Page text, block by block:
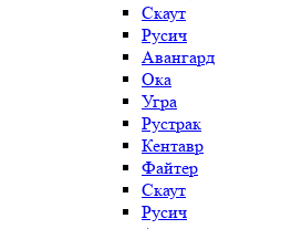
Скаут
Русич
Авангард
Ока
Угра
Рустрак
Кентавр
Файтер
Скаут
Русич